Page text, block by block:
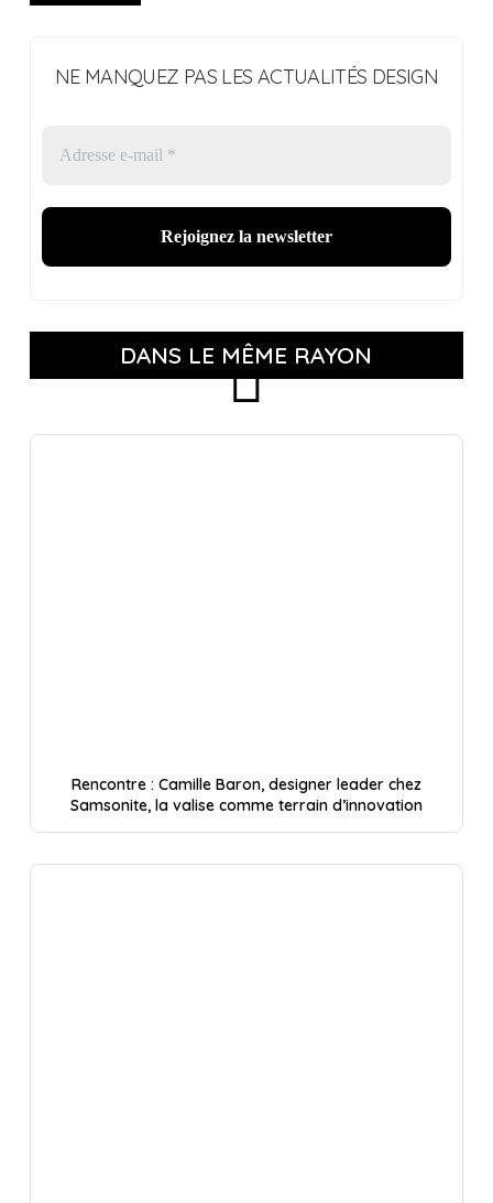
NE MANQUEZ PAS LES ACTUALITÉS DESIGN
DANS LE MÊME RAYON
Rencontre : Camille Baron, designer leader chez
Samsonite, la valise comme terrain d’innovation